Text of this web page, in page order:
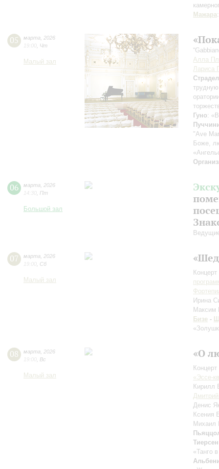
Мажара
05 марта
2026
19:00 Чт
Малый зал
Алла
Лариса
Гуно:
"Ave
Боже,
06 марта
2026
14:30 Пт
Большой зал
07 марта
2026
19:00 Сб
Малый зал
Ирина
Максим
Бизе -
08 марта
2026
19:00 Вс
Малый зал
«О
«Эссе-
Кирилл
Дмитрий
Денис
Ксения
Михаил
«Танго